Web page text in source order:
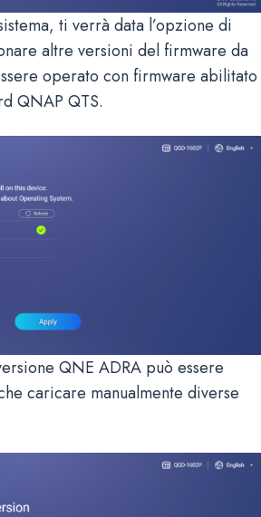
ti verrà data l’opzione di
altre versioni del firmware da
operato con firmware abilitato
QNAP QTS.
QNE ADRA può essere
caricare manualmente diverse